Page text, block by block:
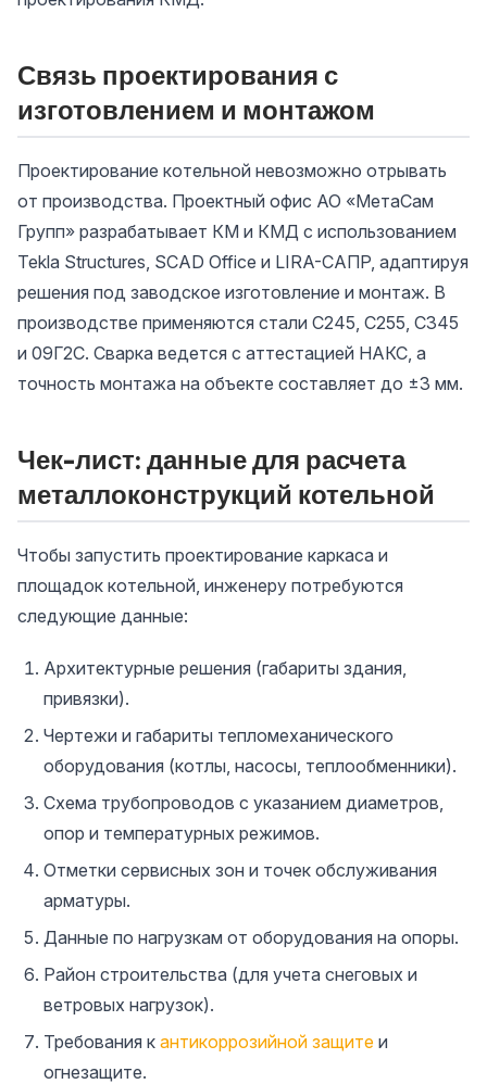
Связь проектирования с
изготовлением и монтажом
Проектирование котельной невозможно отрывать
от производства. Проектный офис АО «МетаСам
Групп» разрабатывает КМ и КМД с использованием
Tekla Structures, SCAD Office и LIRA-САПР, адаптируя
решения под заводское изготовление и монтаж. В
производстве применяются стали С245, С255, С345
и 09Г2С. Сварка ведется с аттестацией НАКС, а
точность монтажа на объекте составляет до ±3 мм.
Чек-лист: данные для расчета
металлоконструкций котельной
Чтобы запустить проектирование каркаса и
площадок котельной, инженеру потребуются
следующие данные:
Архитектурные решения (габариты здания,
привязки).
Чертежи и габариты тепломеханического
оборудования (котлы, насосы, теплообменники).
Схема трубопроводов с указанием диаметров,
опор и температурных режимов.
Отметки сервисных зон и точек обслуживания
арматуры.
Данные по нагрузкам от оборудования на опоры.
Район строительства (для учета снеговых и
ветровых нагрузок).
Требования к антикоррозийной защите и
огнезащите.